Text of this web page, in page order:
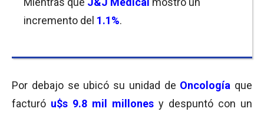
incremento del 1.1%.
Por debajo se ubicó su unidad de Oncología que
facturó u$s 9.8 mil millones y despuntó con un